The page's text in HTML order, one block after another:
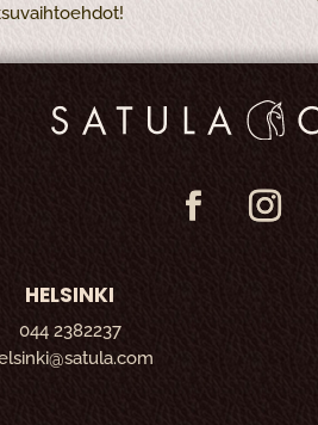
HELSINKI
044 2382237